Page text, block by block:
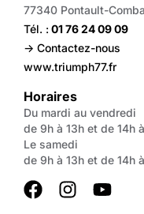
77340 Pontault-
Tél. : 01 76 24 09 09
-> Contactez-nous
www.triumph77.fr
Horaires
Du mardi au vendredi
de 9h à 13h et de 14h
Le samedi
de 9h à 13h et de 14h